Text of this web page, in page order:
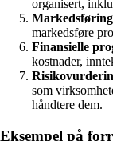
organisert,
markedsføre
Finansielle
kostnader,
som
håndtere dem.
Eksempel på